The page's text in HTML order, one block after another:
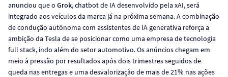
anunciou que o Grok, chatbot de IA desenvolvido pela xAI, será
integrado aos veículos da marca já na próxima semana. A combinação
de condução autônoma com assistentes de IA generativa reforça a
ambição da Tesla de se posicionar como uma empresa de tecnologia
full stack, indo além do setor automotivo. Os anúncios chegam em
meio à pressão por resultados após dois trimestres seguidos de
queda nas entregas e uma desvalorização de mais de 21% nas ações